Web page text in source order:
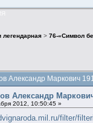
легендарная >76-«Символ
Александр Маркович
Александр
2012, 10:50:45 »
filter/